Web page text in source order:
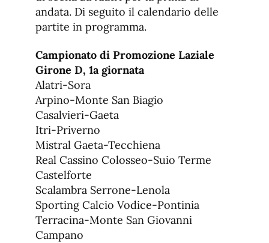
andata. Di seguito il calendario delle
partite in programma.
Campionato di Promozione Laziale
Girone D, 1a giornata
Alatri-Sora
Arpino-Monte San Biagio
Casalvieri-Gaeta
Itri-Priverno
Mistral Gaeta-Tecchiena
Real Cassino Colosseo-Suio Terme
Castelforte
Scalambra Serrone-Lenola
Sporting Calcio Vodice-Pontinia
Terracina-Monte San Giovanni
Campano